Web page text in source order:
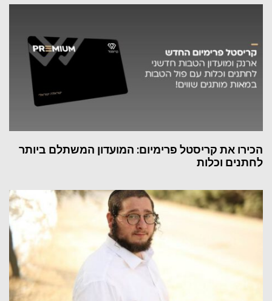
הכירו את קריסטל פרימיום: המועדון המשתלם ביותר
לחתנים וכלות